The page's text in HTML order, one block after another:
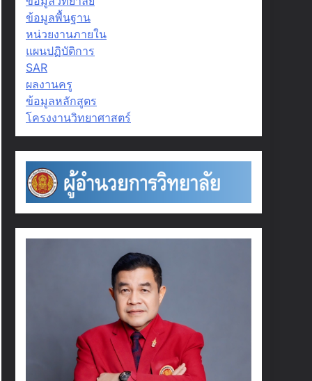
ข้อมูลพื้นฐาน
หน่วยงานภายใน
แผนปฏิบัติการ
SAR
ผลงานครู
ข้อมูลหลักสูตร
โครงงานวิทยาศาสตร์